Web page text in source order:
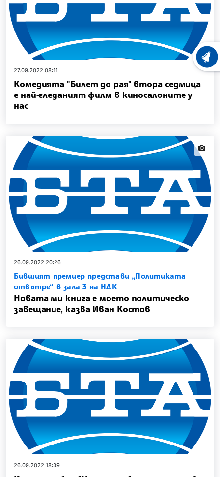
27.09.2022 08:11
Комедията "Билет до рая" втора седмица
е най-гледаният филм в киносалоните у
нас
26.09.2022 20:26
Бившият премиер представи „Политиката
отвътре“ в зала 3 на НДК
Новата ми книга е моето политическо
завещание, казва Иван Костов
26.09.2022 18:39